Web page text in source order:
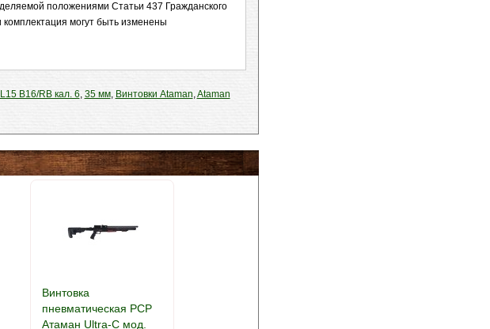
положениями Статьи 437 Гражданского
комплектация могут быть изменены
B16/RB кал. 6, 35 мм, Винтовки Ataman,Ataman
Винтовка
пневматическая PCP
Атаман Ultra-C мод.